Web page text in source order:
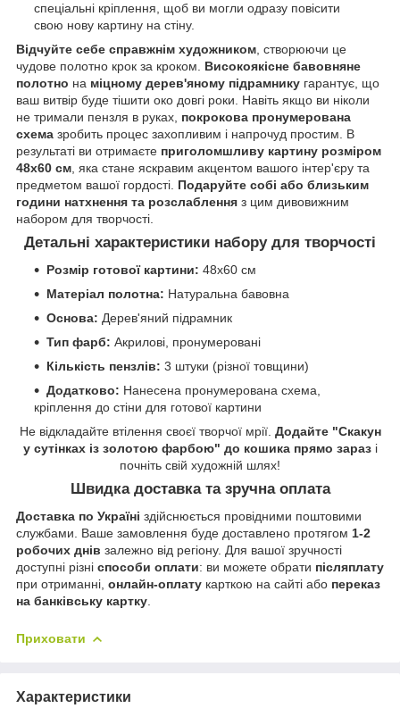
спеціальні кріплення, щоб ви могли одразу повісити
свою нову картину на стіну.
Відчуйте себе справжнім художником, створюючи це
чудове полотно крок за кроком. Високоякісне бавовняне
полотно на міцному дерев'яному підрамнику гарантує, що
ваш витвір буде тішити око довгі роки. Навіть якщо ви ніколи
не тримали пензля в руках, покрокова пронумерована
схема зробить процес захопливим і напрочуд простим. В
результаті ви отримаєте приголомшливу картину розміром
48x60 см, яка стане яскравим акцентом вашого інтер'єру та
предметом вашої гордості. Подаруйте собі або близьким
години натхнення та розслаблення з цим дивовижним
набором для творчості.
Детальні характеристики набору для творчості
Розмір готової картини: 48x60 см
Матеріал полотна: Натуральна бавовна
Основа: Дерев'яний підрамник
Тип фарб: Акрилові, пронумеровані
Кількість пензлів: 3 штуки (різної товщини)
Додатково: Нанесена пронумерована схема,
кріплення до стіни для готової картини
Не відкладайте втілення своєї творчої мрії. Додайте "Скакун
у сутінках із золотою фарбою" до кошика прямо заразі
почніть свій художній шлях!
Швидка доставка та зручна оплата
Доставка по Україні здійснюється провідними поштовими
службами. Ваше замовлення буде доставлено протягом 1-2
робочих днів залежно від регіону. Для вашої зручності
доступні різні способи оплати: ви можете обрати післяплату
при отриманні, онлайн-оплату карткою на сайті або переказ
на банківську картку
Приховати
Характеристики